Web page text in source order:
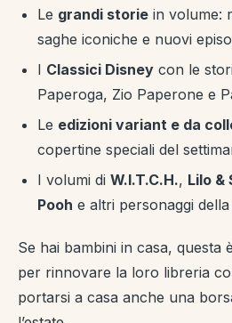
Le grandi storie in volume:
saghe iconiche e nuovi
I Classici Disney con le
Paperoga, Zio Paperone e
Le edizioni variant e da
copertine speciali del
I volumi di W.I.T.C.H., Lilo &
Pooh e altri personaggi
Se hai bambini in casa, questa
per rinnovare la loro libreria
portarsi a casa anche una